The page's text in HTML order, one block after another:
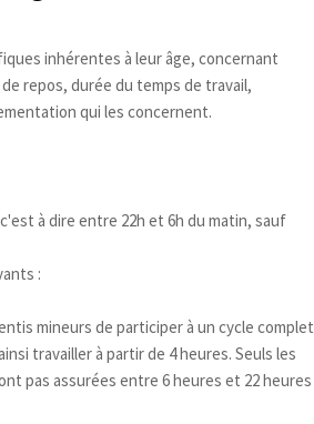
inhérentes à leur âge, concernant
repos, durée du temps de travail,
qui les concernent.
à dire entre 22h et 6h du matin, sauf
:
mineurs de participer à un cycle complet
travailler à partir de 4 heures. Seuls les
pas assurées entre 6 heures et 22 heures